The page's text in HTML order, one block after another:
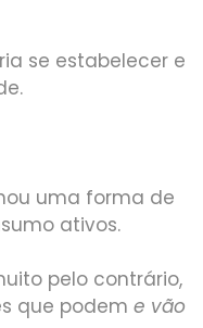
se estabelecer e
uma forma de
ativos.
pelo contrário,
que podeme vão